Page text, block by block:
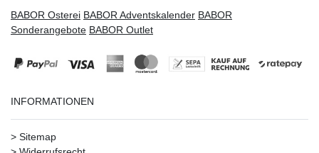
BABOR Osterei BABOR Adventskalender BABOR
Sonderangebote BABOR Outlet
INFORMATIONEN
> Sitemap